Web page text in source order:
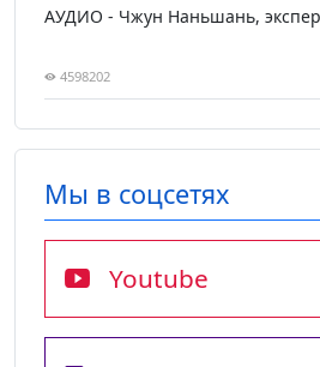
АУДИО - Чжун Наньшань,
4598202
Мы в соцсетях
Youtube